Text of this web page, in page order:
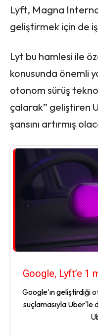
Lyft, Magna
geliştirmek için de
Lyt bu hamlesi ile
konusunda önemli
otonom sürüş
çalarak” geliştiren
şansını artırmış
Google, Lyft’e 1
Google'ın geliştirdiği
suçlamasıyla Uber'le